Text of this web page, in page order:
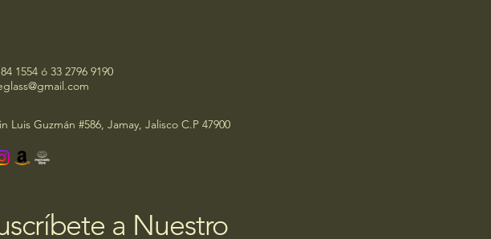
1554 ó 33 2796 9190
Luis Guzmán #586, Jamay, Jalisco C.P 47900
a Nuestro